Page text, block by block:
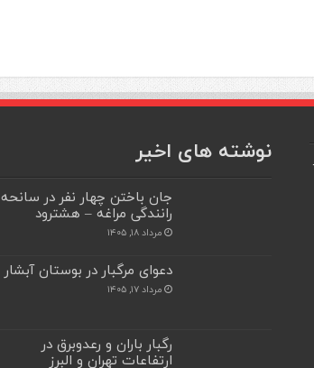
نوشته های اخیر
جان باختن چهار نفر در سانحه
رانندگی مراغه – هشترود
مرداد ۱۸, ۱۴۰۵
دعوای مرگبار در بوستان آبشار
مرداد ۱۷, ۱۴۰۵
رگبار باران و رعدوبرق در
ارتفاعات تهران و البرز